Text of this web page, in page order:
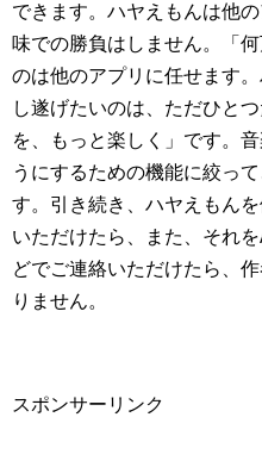
できます。ハヤえもんは他
味での勝負はしません。「
のは他のアプリに任せます
し遂げたいのは、ただひと
を、もっと楽しく」です。
うにするための機能に絞っ
す。引き続き、ハヤえもん
いただけたら、また、それ
どでご連絡いただけたら、
りません。
スポンサーリンク